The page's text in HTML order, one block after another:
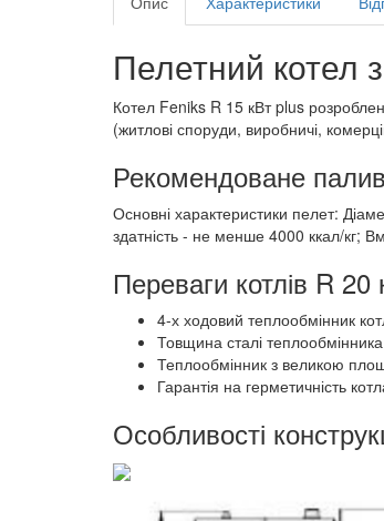
Пелетний котел
Котел Feniks R 15 кВт plus
(житлові споруди, виробничі,
Рекомендоване
Основні характеристики пелет:
здатність - не менше 4000 ккал/кг;
Переваги котлів R 20
4-х ходовий теплообмінник
Товщина сталі
Теплообмінник з великою
Гарантія на герметичність
Особливості